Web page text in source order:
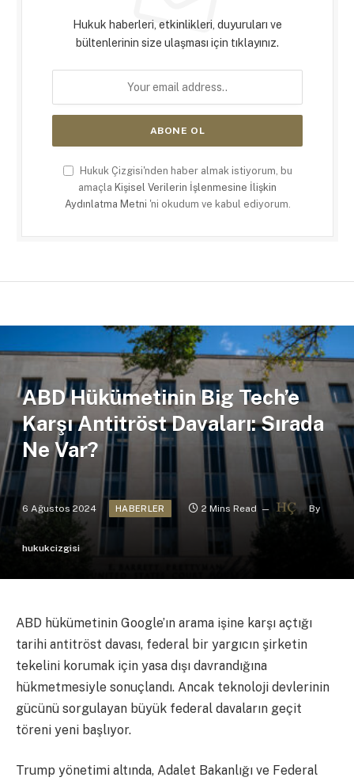
Hukuk haberleri, etkinlikleri, duyuruları ve
bültenlerinin size ulaşması için tıklayınız.
Hukuk Çizgisi'nden haber almak istiyorum, bu
amaçla Kişisel Verilerin İşlenmesine İlişkin
Aydınlatma Metni 'ni okudum ve kabul ediyorum.
ABD Hükümetinin Big Tech’e
Karşı Antitröst Davaları: Sırada
Ne Var?
6 Ağustos 2024 HABERLER 2 Mins Read By
hukukcizgisi
ABD hükümetinin Google’ın arama işine karşı açtığı
tarihi antitröst davası, federal bir yargıcın şirketin
tekelini korumak için yasa dışı davrandığına
hükmetmesiyle sonuçlandı. Ancak teknoloji devlerinin
gücünü sorgulayan büyük federal davaların geçit
töreni yeni başlıyor.
Trump yönetimi altında, Adalet Bakanlığı ve Federal